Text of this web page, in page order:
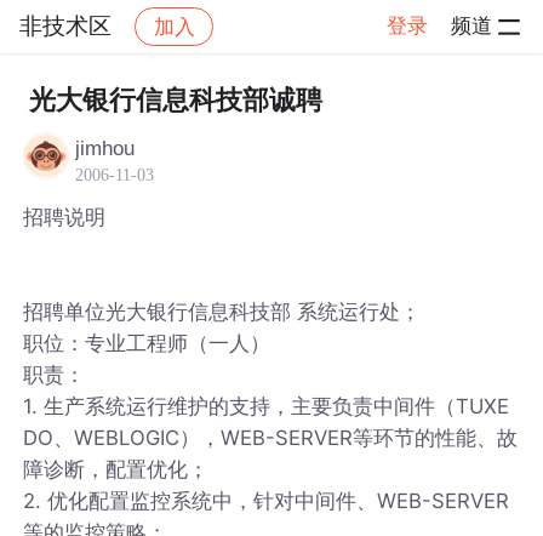
非技术区 加入 登录 频道
社区 非技术区 帖子详情
光大银行信息科技部诚聘
jimhou
2006-11-03
招聘说明
招聘单位光大银行信息科技部 系统运行处；
职位：专业工程师（一人）
职责：
1. 生产系统运行维护的支持，主要负责中间件（TUXE
DO、WEBLOGIC），WEB-SERVER等环节的性能、故
障诊断，配置优化；
2. 优化配置监控系统中，针对中间件、WEB-SERVER